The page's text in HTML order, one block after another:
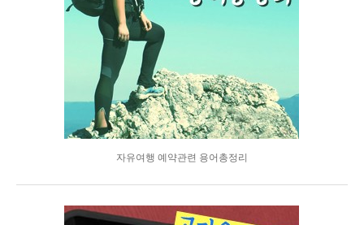
자유여행 예약관련 용어총정리